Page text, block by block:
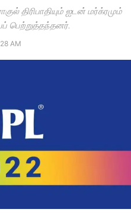
திரிபாதியும் ஐடன் மர்க்ரமும்
பெற்றுத்தந்தனர்.
AM